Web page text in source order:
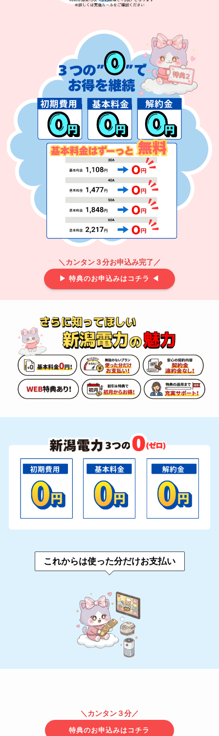
＼カンタン３分お申込み完了／
▶ 特典のお申込みはコチラ ◀
これからは使った分だけお支払い
＼カンタン３分／
特典のお申込みはコチラ